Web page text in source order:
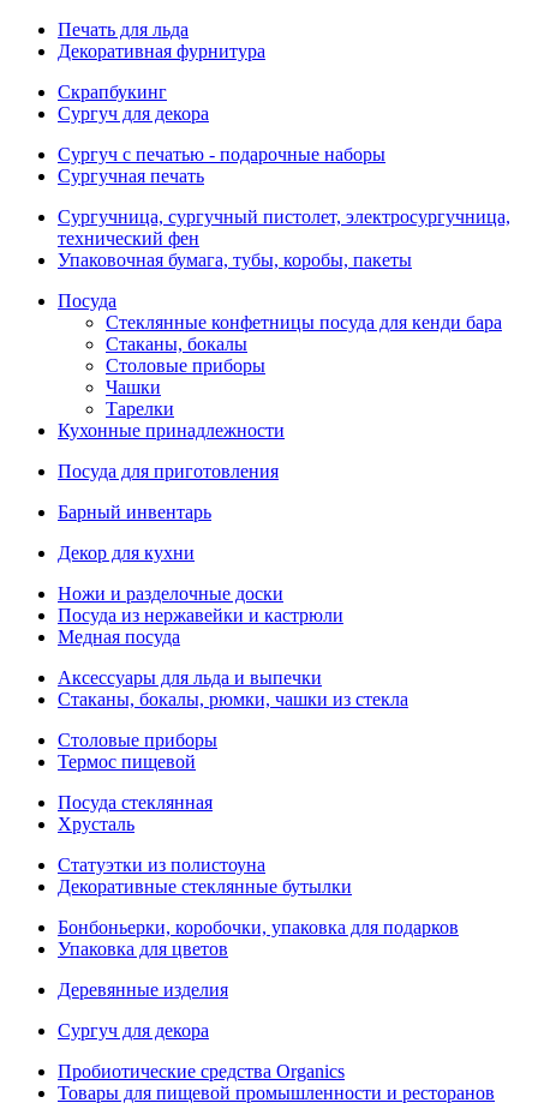
Печать для льда
Декоративная фурнитура
Скрапбукинг
Сургуч для декора
Сургуч с печатью - подарочные наборы
Сургучная печать
Сургучница, сургучный пистолет, электросургучница,
технический фен
Упаковочная бумага, тубы, коробы, пакеты
Посуда
Стеклянные конфетницы посуда для кенди бара
Стаканы, бокалы
Столовые приборы
Чашки
Тарелки
Кухонные принадлежности
Посуда для приготовления
Барный инвентарь
Декор для кухни
Ножи и разделочные доски
Посуда из нержавейки и кастрюли
Медная посуда
Аксессуары для льда и выпечки
Стаканы, бокалы, рюмки, чашки из стекла
Столовые приборы
Термос пищевой
Посуда стеклянная
Хрусталь
Статуэтки из полистоуна
Декоративные стеклянные бутылки
Бонбоньерки, коробочки, упаковка для подарков
Упаковка для цветов
Деревянные изделия
Сургуч для декора
Пробиотические средства Organics
Товары для пищевой промышленности и ресторанов